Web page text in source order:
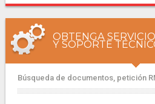
OBTENGA SERVICIO
Y SOPORTE
Búsqueda de documentos, petición